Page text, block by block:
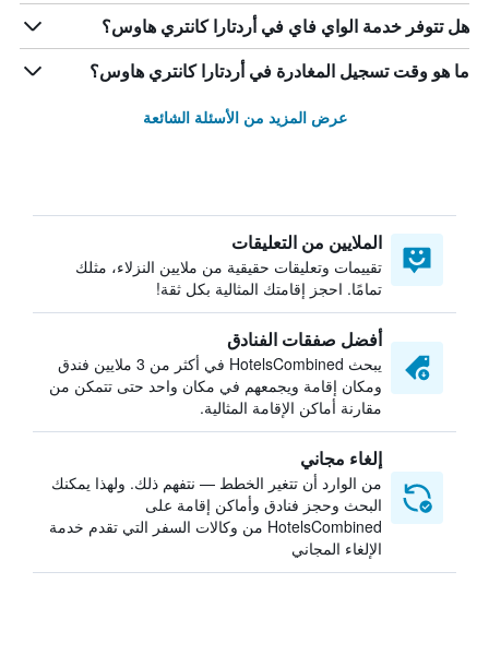
هل تتوفر خدمة الواي فاي في أردتارا كانتري هاوس؟
ما هو وقت تسجيل المغادرة في أردتارا كانتري هاوس؟
عرض المزيد من الأسئلة الشائعة
الملايين من التعليقات
تقييمات وتعليقات حقيقية من ملايين النزلاء، مثلك
تمامًا. احجز إقامتك المثالية بكل ثقة!
أفضل صفقات الفنادق
يبحث HotelsCombined في أكثر من 3 ملايين فندق
ومكان إقامة ويجمعهم في مكان واحد حتى تتمكن من
مقارنة أماكن الإقامة المثالية.
إلغاء مجاني
من الوارد أن تتغير الخطط — نتفهم ذلك. ولهذا يمكنك
البحث وحجز فنادق وأماكن إقامة على
HotelsCombined من وكالات السفر التي تقدم خدمة
الإلغاء المجاني